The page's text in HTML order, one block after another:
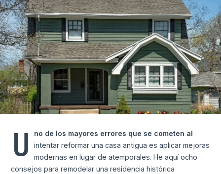
U
no de los mayores errores que se cometen al
intentar reformar una casa antigua es aplicar mejoras
modernas en lugar de atemporales. He aquí ocho
consejos para remodelar una residencia histórica